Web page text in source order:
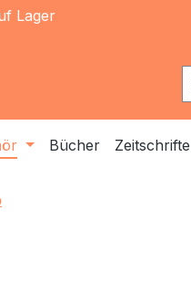
Lager
Bücher